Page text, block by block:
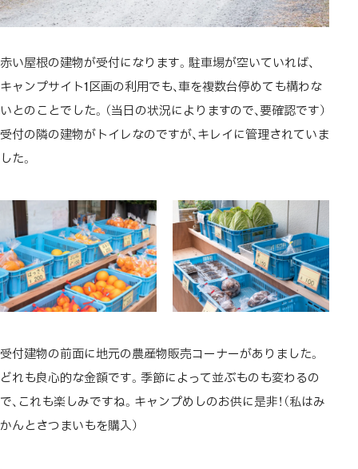
赤い屋根の建物が受付になります。駐車場が空いていれば、
キャンプサイト1区画の利用でも、車を複数台停めても構わな
いとのことでした。（当日の状況によりますので、要確認です）
受付の隣の建物がトイレなのですが、キレイに管理されていま
した。
受付建物の前面に地元の農産物販売コーナーがありました。
どれも良心的な金額です。季節によって並ぶものも変わるの
で、これも楽しみですね。キャンプめしのお供に是非！（私はみ
かんとさつまいもを購入）